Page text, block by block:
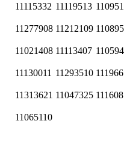
11115332 11119513
11277908 11212109
11021408 11113407
11130011 11293510
11313621 11047325
11065110